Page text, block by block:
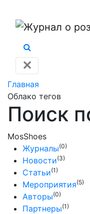
✕
Главная
Облако тегов
Поиск
MosShoes
Журналы(0)
Новости(3)
Статьи(1)
Мероприятия(5)
Авторы(0)
Партнеры(1)